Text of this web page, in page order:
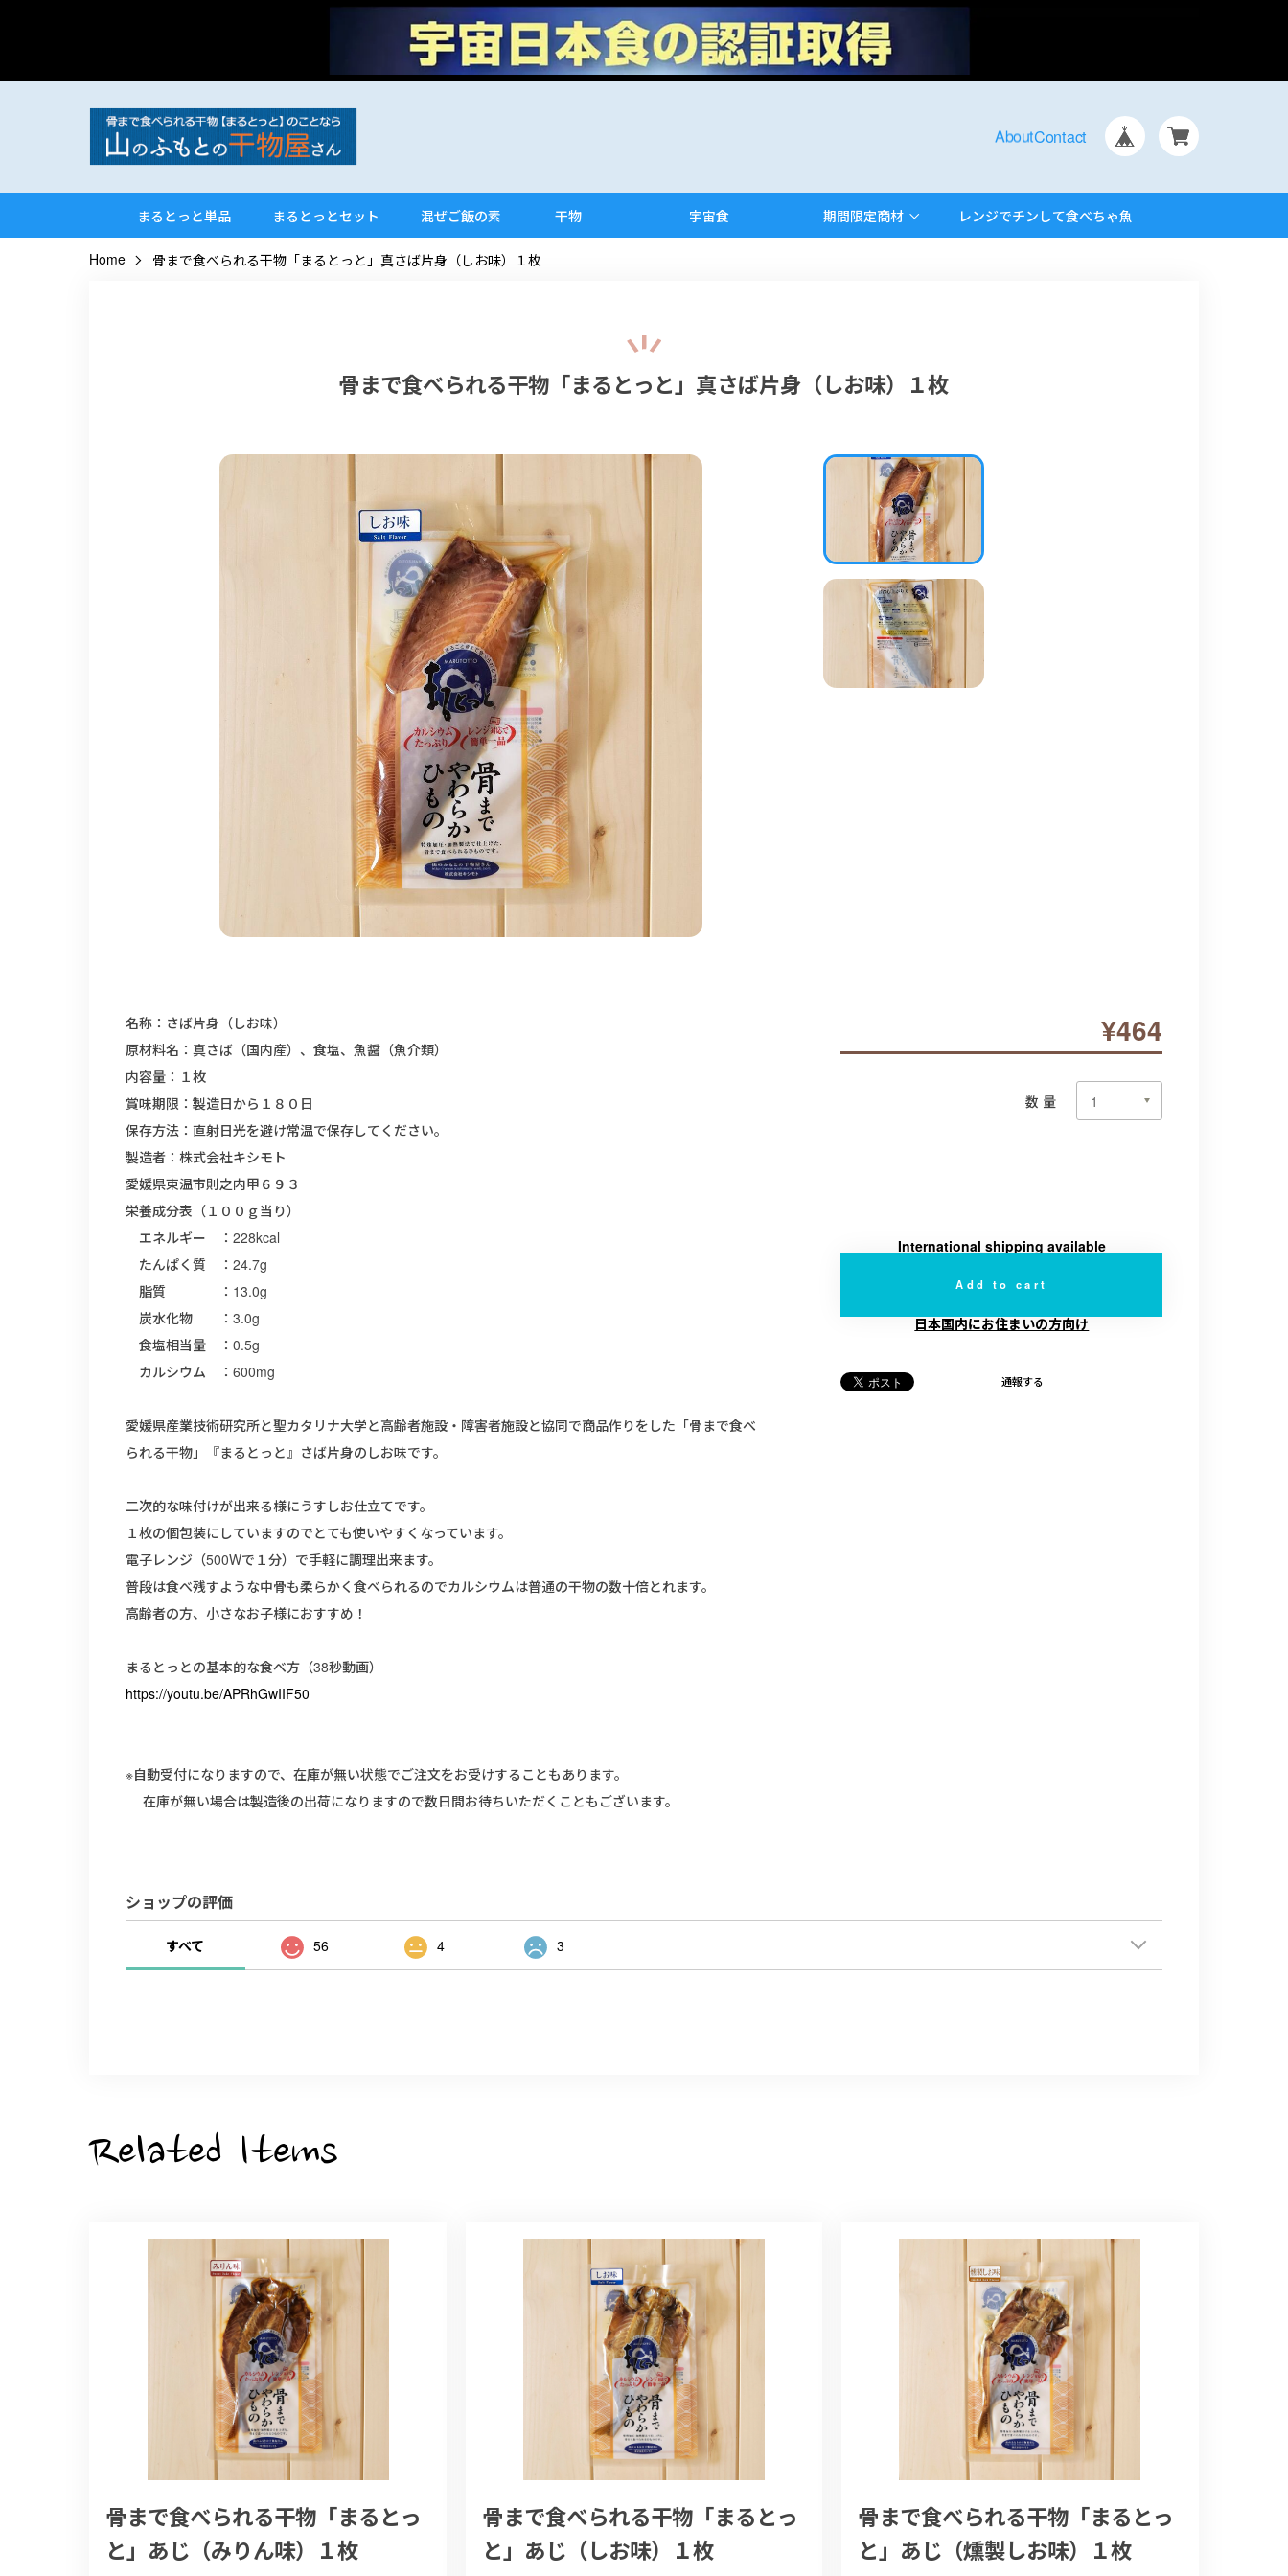
AboutContact
まるとっと単品 まるとっとセット 混ぜご飯の素 干物 宇宙食 期間限定商材 レンジでチンして食べちゃ魚
Home 骨まで食べられる干物「まるとっと」真さば片身（しお味）１枚
骨まで食べられる干物「まるとっと」真さば片身（しお味）１枚
名称：さば片身（しお味）
原材料名：真さば（国内産）、食塩、魚醤（魚介類）
内容量：１枚
賞味期限：製造日から１８０日
保存方法：直射日光を避け常温で保存してください。
製造者：株式会社キシモト
愛媛県東温市則之内甲６９３
栄養成分表（１００ｇ当り）
エネルギー ：228kcal
たんぱく質 ：24.7g
脂質 ：13.0g
炭水化物 ：3.0g
食塩相当量 ：0.5g
カルシウム ：600mg
愛媛県産業技術研究所と聖カタリナ大学と高齢者施設・障害者施設と協同で商品作りをした「骨まで食べ
られる干物」『まるとっと』さば片身のしお味です。
二次的な味付けが出来る様にうすしお仕立てです。
１枚の個包装にしていますのでとても使いやすくなっています。
電子レンジ（500Wで１分）で手軽に調理出来ます。
普段は食べ残すような中骨も柔らかく食べられるのでカルシウムは普通の干物の数十倍とれます。
高齢者の方、小さなお子様におすすめ！
まるとっとの基本的な食べ方（38秒動画）
https://youtu.be/APRhGwIIF50
※自動受付になりますので、在庫が無い状態でご注文をお受けすることもあります。
在庫が無い場合は製造後の出荷になりますので数日間お待ちいただくこともございます。
¥464
数量
International shipping available
Add to cart
日本国内にお住まいの方向け
通報する
ショップの評価
すべて 56 4 3
Related Items
骨まで食べられる干物「まるとっ
と」あじ（みりん味）１枚
骨まで食べられる干物「まるとっ
と」あじ（しお味）１枚
骨まで食べられる干物「まるとっ
と」あじ（燻製しお味）１枚